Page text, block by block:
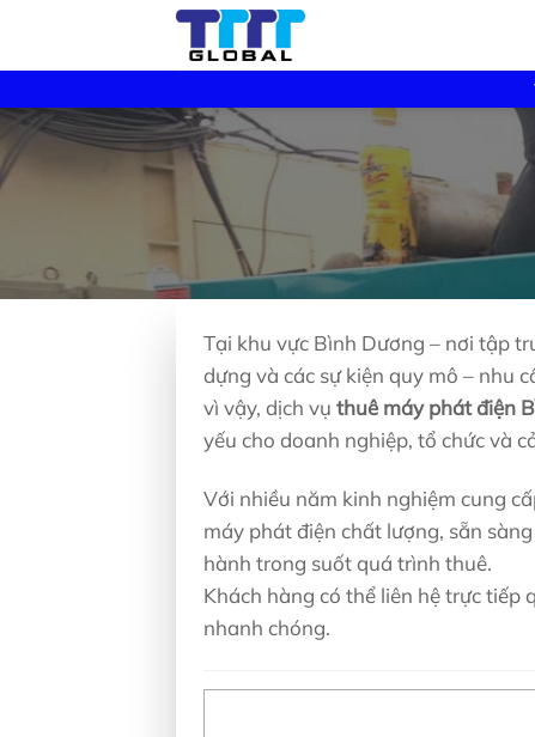
content
Tại khu vực Bình Dương – nơi tập
dựng và các sự kiện quy mô – nhu
vì vậy, dịch vụ thuê máy phát điện
yếu cho doanh nghiệp, tổ chức và
Với nhiều năm kinh nghiệm cung
máy phát điện chất lượng, sẵn
hành trong suốt quá trình thuê.
Khách hàng có thể liên hệ trực tiếp
nhanh chóng.